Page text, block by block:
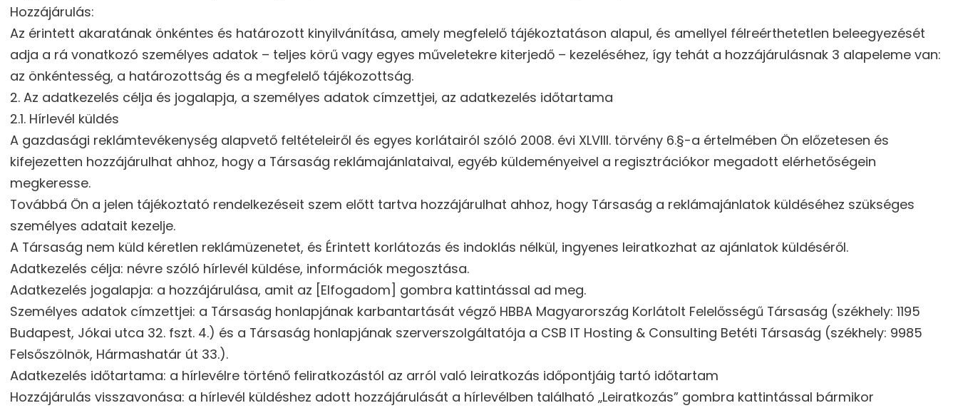
Hozzájárulás:
Az érintett akaratának önkéntes és határozott kinyilvánítása, amely megfelelő tájékoztatáson alapul, és amellyel félreérthetetlen beleegyezését
adja a rá vonatkozó személyes adatok – teljes körű vagy egyes műveletekre kiterjedő – kezeléséhez, így tehát a hozzájárulásnak 3 alapeleme van:
az önkéntesség, a határozottság és a megfelelő tájékozottság.
2. Az adatkezelés célja és jogalapja, a személyes adatok címzettjei, az adatkezelés időtartama
2.1. Hírlevél küldés
A gazdasági reklámtevékenység alapvető feltételeiről és egyes korlátairól szóló 2008. évi XLVIII. törvény 6.§-a értelmében Ön előzetesen és
kifejezetten hozzájárulhat ahhoz, hogy a Társaság reklámajánlataival, egyéb küldeményeivel a regisztrációkor megadott elérhetőségein
megkeresse.
Továbbá Ön a jelen tájékoztató rendelkezéseit szem előtt tartva hozzájárulhat ahhoz, hogy Társaság a reklámajánlatok küldéséhez szükséges
személyes adatait kezelje.
A Társaság nem küld kéretlen reklámüzenetet, és Érintett korlátozás és indoklás nélkül, ingyenes leiratkozhat az ajánlatok küldéséről.
Adatkezelés célja: névre szóló hírlevél küldése, információk megosztása.
Adatkezelés jogalapja: a hozzájárulása, amit az [Elfogadom] gombra kattintással ad meg.
Személyes adatok címzettjei: a Társaság honlapjának karbantartását végző HBBA Magyarország Korlátolt Felelősségű Társaság (székhely: 1195
Budapest, Jókai utca 32. fszt. 4.) és a Társaság honlapjának szerverszolgáltatója a CSB IT Hosting & Consulting Betéti Társaság (székhely: 9985
Felsőszölnök, Hármashatár út 33.).
Adatkezelés időtartama: a hírlevélre történő feliratkozástól az arról való leiratkozás időpontjáig tartó időtartam
Hozzájárulás visszavonása: a hírlevél küldéshez adott hozzájárulását a hírlevélben található „Leiratkozás” gombra kattintással bármikor